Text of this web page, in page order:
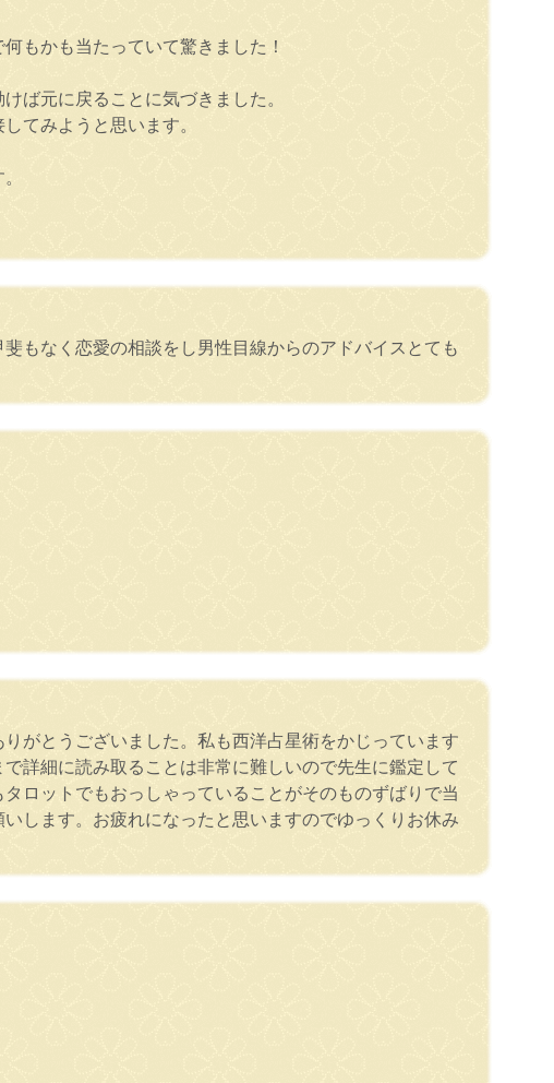
もかも当たっていて驚きました！
ば元に戻ることに気づきました。
てみようと思います。
もなく恋愛の相談をし男性目線からのアドバイスとても
がとうございました。私も西洋占星術をかじっています
詳細に読み取ることは非常に難しいので先生に鑑定して
ロットでもおっしゃっていることがそのものずばりで当
します。お疲れになったと思いますのでゆっくりお休み